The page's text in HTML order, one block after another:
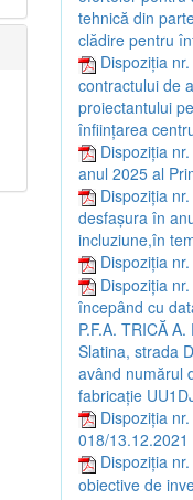
tehnică din
clădire pentru
Dispoziția
contractului de
proiectantului
înființarea
Dispoziția
anul 2025 al
Dispoziția
desfaşura în
incluziune,în
Dispoziția
Dispoziția
începând cu
P.F.A. TRICĂ
Slatina, strada
având numărul
fabricație
Dispoziția
018/13.12.2021
Dispoziția
obiective de